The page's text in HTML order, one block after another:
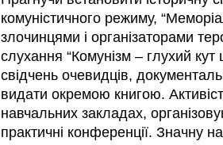
комуністичного режиму,
злочинцями і організаторами
слухання “Комунізм – глухий кут
свідчень очевидців,
видати окремою книгою.
навчальних закладах,
практичні конференції. Значну